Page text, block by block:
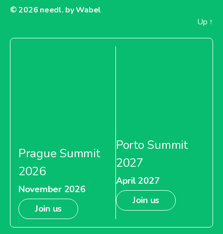
© 2026 needl. by Wabel
Up ↑
Prague Summit
2026
November 2026
Join us
Porto Summit
2027
April 2027
Join us